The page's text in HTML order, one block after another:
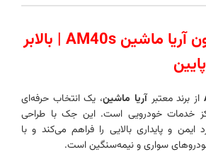
🔧 جک دو ستون آریا ماشین AM40s | بالابر
از برند معتبرآریا ماشین، یک انتخاب حرفه‌ای
خدمات خودرویی است. این جک با طراحی
ایمن و پایداری بالایی را فراهم می‌کند و با